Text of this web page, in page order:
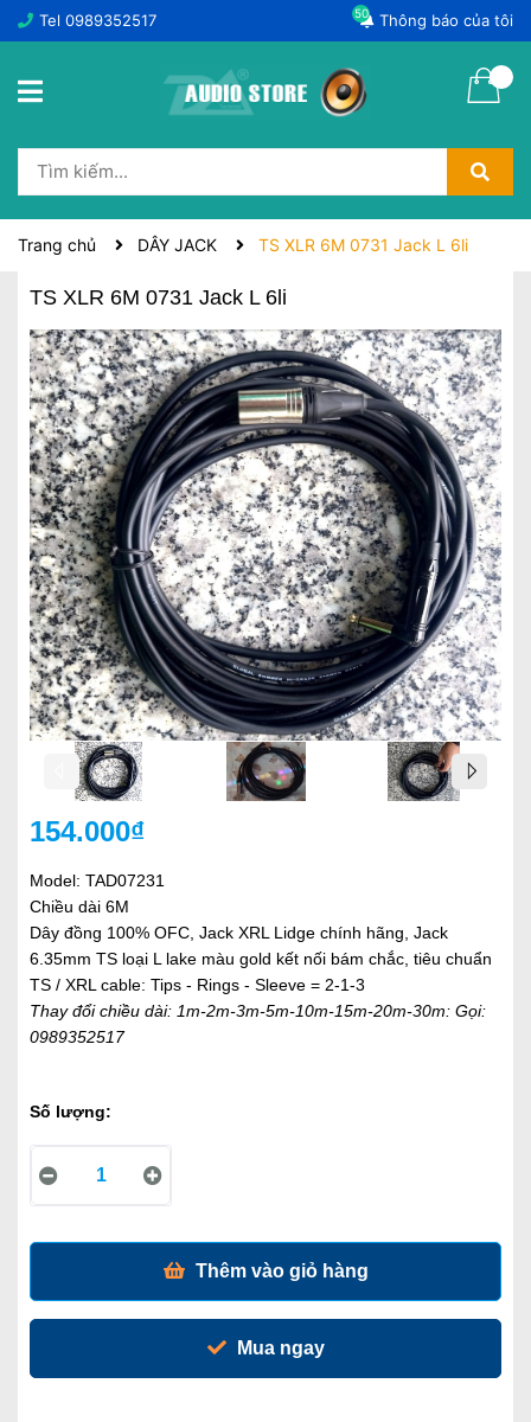
Tel 0989352517 Thông báo của tôi
50
Trang chủ DÂY JACK TS XLR 6M 0731 Jack L 6li
TS XLR 6M 0731 Jack L 6li
154.000₫
Model: TAD07231
Chiều dài 6M
Dây đồng 100% OFC, Jack XRL Lidge chính hãng, Jack
6.35mm TS loại L lake màu gold kết nối bám chắc, tiêu chuẩn
TS / XRL cable: Tips - Rings - Sleeve = 2-1-3
Thay đổi chiều dài: 1m-2m-3m-5m-10m-15m-20m-30m: Gọi:
0989352517
Số lượng:
Thêm vào giỏ hàng
Mua ngay